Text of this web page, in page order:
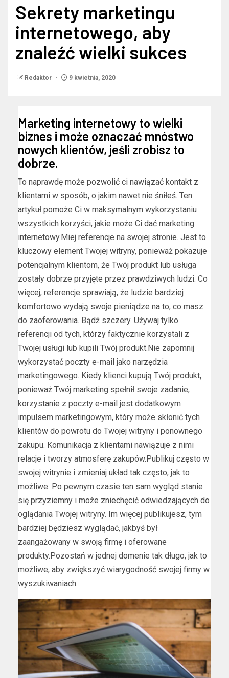
Sekrety marketingu
internetowego, aby
znaleźć wielki sukces
Redaktor 9 kwietnia, 2020
Marketing internetowy to wielki
biznes i może oznaczać mnóstwo
nowych klientów, jeśli zrobisz to
dobrze.
To naprawdę może pozwolić ci nawiązać kontakt z
klientami w sposób, o jakim nawet nie śniłeś. Ten
artykuł pomoże Ci w maksymalnym wykorzystaniu
wszystkich korzyści, jakie może Ci dać marketing
internetowy.Miej referencje na swojej stronie. Jest to
kluczowy element Twojej witryny, ponieważ pokazuje
potencjalnym klientom, że Twój produkt lub usługa
zostały dobrze przyjęte przez prawdziwych ludzi. Co
więcej, referencje sprawiają, że ludzie bardziej
komfortowo wydają swoje pieniądze na to, co masz
do zaoferowania. Bądź szczery. Używaj tylko
referencji od tych, którzy faktycznie korzystali z
Twojej usługi lub kupili Twój produkt.Nie zapomnij
wykorzystać poczty e-mail jako narzędzia
marketingowego. Kiedy klienci kupują Twój produkt,
ponieważ Twój marketing spełnił swoje zadanie,
korzystanie z poczty e-mail jest dodatkowym
impulsem marketingowym, który może skłonić tych
klientów do powrotu do Twojej witryny i ponownego
zakupu. Komunikacja z klientami nawiązuje z nimi
relacje i tworzy atmosferę zakupów.Publikuj często w
swojej witrynie i zmieniaj układ tak często, jak to
możliwe. Po pewnym czasie ten sam wygląd stanie
się przyziemny i może zniechęcić odwiedzających do
oglądania Twojej witryny. Im więcej publikujesz, tym
bardziej będziesz wyglądać, jakbyś był
zaangażowany w swoją firmę i oferowane
produkty.Pozostań w jednej domenie tak długo, jak to
możliwe, aby zwiększyć wiarygodność swojej firmy w
wyszukiwaniach.